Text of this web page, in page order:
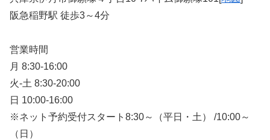
阪急稲野駅 徒歩3～4分
営業時間
月 8:30-16:00
火-土 8:30-20:00
日 10:00-16:00
※ネット予約受付スタート8:30～（平日・土） /10:00～
（日）